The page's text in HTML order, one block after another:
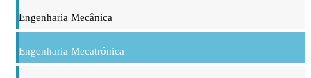
Engenharia Mecânica
Engenharia Mecatrónica